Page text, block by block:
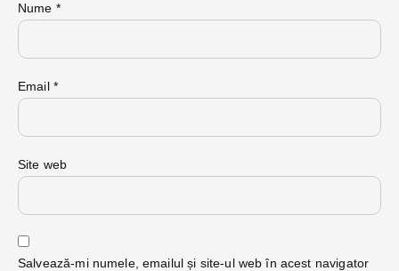
Nume *
Email *
Site web
Salvează-mi numele, emailul și site-ul web în acest navigator